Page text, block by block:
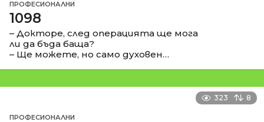
ПРОФЕСИОНАЛНИ
1098
– Докторе, след операцията ще мога
ли да бъда баща?
– Ще можете, но само духовен…
323 8
ПРОФЕСИОНАЛНИ